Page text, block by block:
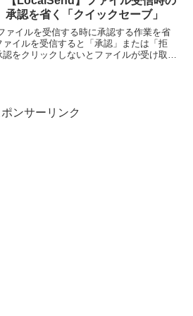
便利です。
承認を省く「クイックセーブ」
ァイルを受信する時に承認する作業を省
イルを受信すると「承認」または「拒
をクリックしないとファイルが受け取れ
ポンサーリンク